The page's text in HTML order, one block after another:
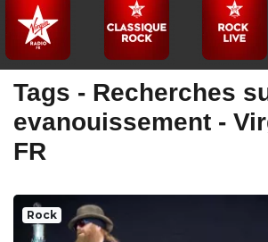
Tags - Recherches
evanouissement -
FR
Rock